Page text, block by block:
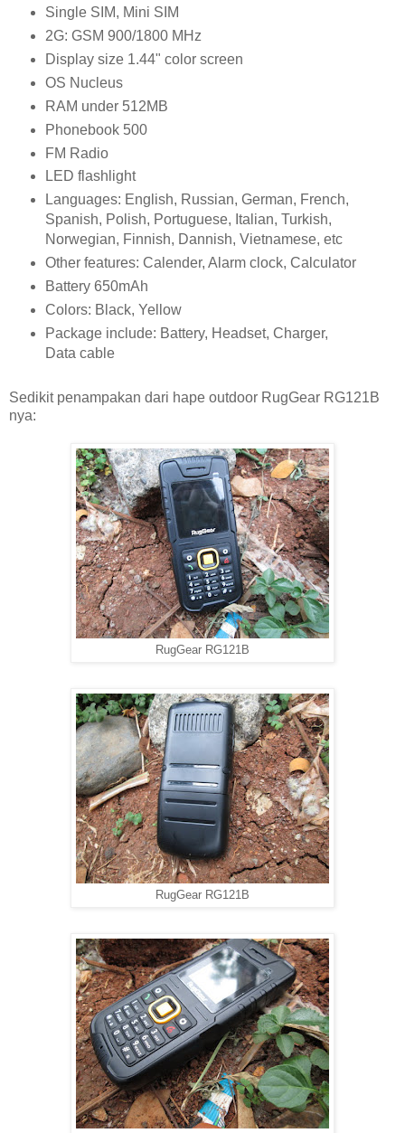
Single SIM, Mini SIM
2G: GSM 900/1800 MHz
Display size 1.44" color screen
OS Nucleus
RAM under 512MB
Phonebook 500
FM Radio
LED flashlight
Languages: English, Russian, German, French,
Spanish, Polish, Portuguese, Italian, Turkish,
Norwegian, Finnish, Dannish, Vietnamese, etc
Other features: Calender, Alarm clock, Calculator
Battery 650mAh
Colors: Black, Yellow
Package include: Battery, Headset, Charger,
Data cable
Sedikit penampakan dari hape outdoor RugGear RG121B
nya:
RugGear RG121B
RugGear RG121B